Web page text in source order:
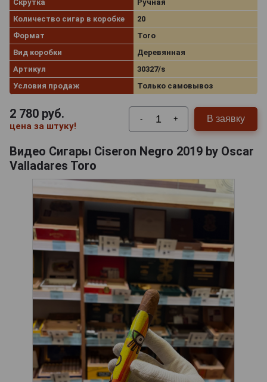
Скрутка
Ручная
Количество сигар в коробке
20
Формат
Toro
Вид коробки
Деревянная
Артикул
30327/s
Условия продаж
Только самовывоз
2 780 руб.
цена за штуку!
- + В заявку
Видео Сигары Ciseron Negro 2019 by Oscar
Valladares Toro